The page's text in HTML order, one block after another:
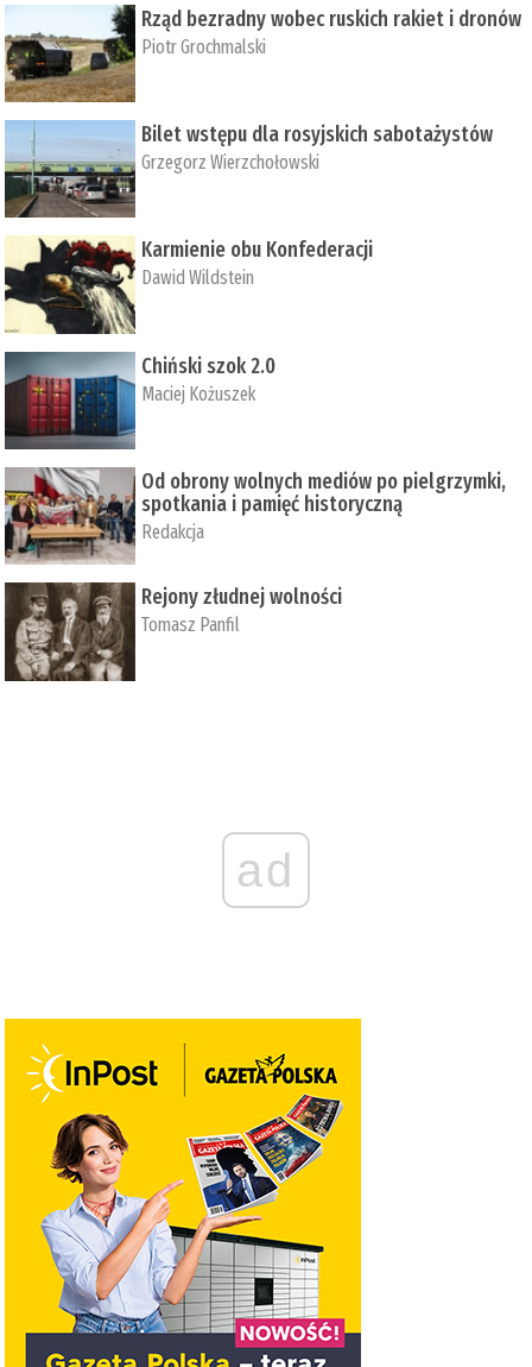
Rząd bezradny wobec ruskich rakiet i dronów
Piotr Grochmalski
Bilet wstępu dla rosyjskich sabotażystów
Grzegorz Wierzchołowski
Karmienie obu Konfederacji
Dawid Wildstein
Chiński szok 2.0
Maciej Kożuszek
Od obrony wolnych mediów po pielgrzymki,
spotkania i pamięć historyczną
Redakcja
Rejony złudnej wolności
Tomasz Panfil
ad